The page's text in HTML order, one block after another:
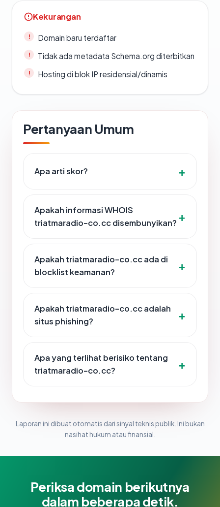
Kekurangan
Domain baru terdaftar
Tidak ada metadata Schema.org diterbitkan
Hosting di blok IP residensial/dinamis
Pertanyaan Umum
Apa arti skor?
Apakah informasi WHOIS
triatmaradio-co.cc disembunyikan?
Apakah triatmaradio-co.cc ada di
blocklist keamanan?
Apakah triatmaradio-co.cc adalah
situs phishing?
Apa yang terlihat berisiko tentang
triatmaradio-co.cc?
Laporan ini dibuat otomatis dari sinyal teknis publik. Ini bukan
nasihat hukum atau finansial.
Periksa domain berikutnya
dalam beberapa detik.